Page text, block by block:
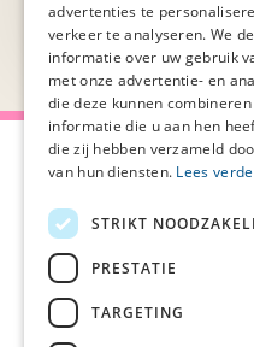
Over Palliaweb
Over PZNL
Pers
advertenties te
verkeer te analyseren. We
informatie over uw gebruik
met onze advertentie- en
die deze kunnen
informatie die u aan hen
die zij hebben verzameld
van hun diensten. Lees
STRIKT
PRESTATIE
TARGETING